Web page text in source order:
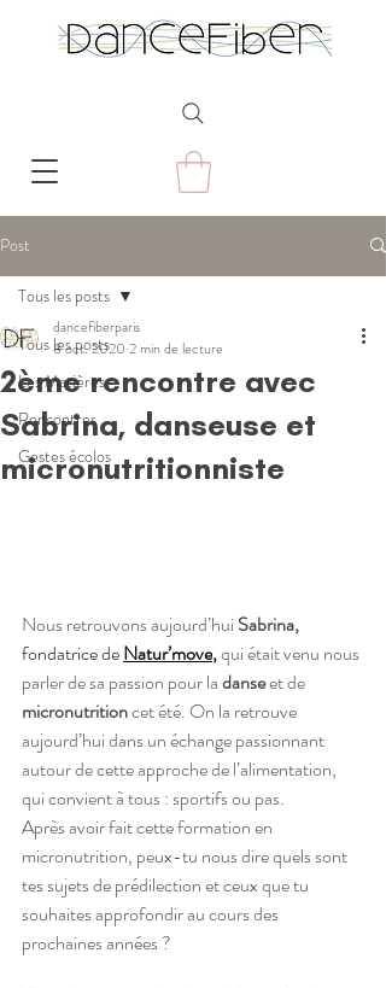
Post
Tous les posts
Les Matières
Rencontres
Gestes écolos
Tous les posts
2ème rencontre avec
Sabrina, danseuse et
micronutritionniste
dancefiberparis
8 oct. 2020 2 min de lecture
Nous retrouvons aujourd’hui Sabrina,
fondatrice deNatur’move, qui était venu nous
parler de sa passion pour la danse et de
micronutrition cet été. On la retrouve
aujourd’hui dans un échange passionnant
autour de cette approche de l’alimentation,
qui convient à tous : sportifs ou pas.
Après avoir fait cette formation en
micronutrition, peux-tu nous dire quels sont
tes sujets de prédilection et ceux que tu
souhaites approfondir au cours des
prochaines années ?